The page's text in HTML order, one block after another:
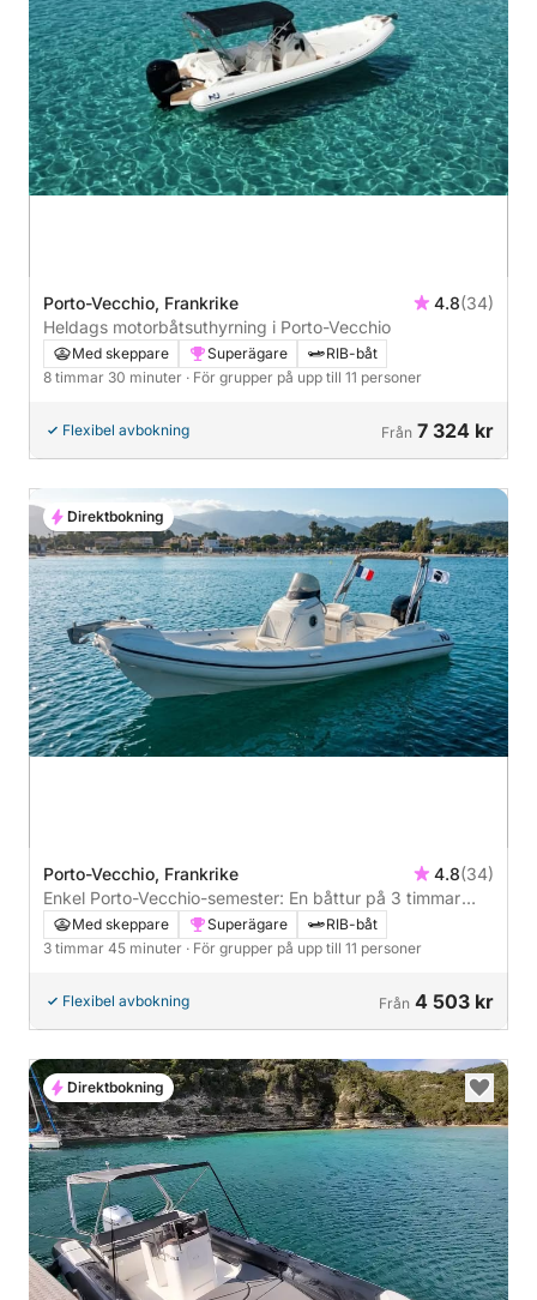
Porto-Vecchio, Frankrike 4.8(34)
Heldags motorbåtsuthyrning i Porto-Vecchio
Med skeppare Superägare
RIB-båt
8 timmar 30 minuter · För grupper på upp till 11 personer
Flexibel avbokning Från 7 324 kr
Porto-Vecchio, Frankrike 4.8(34)
Enkel Porto-Vecchio-semester: En båttur på 3 timmar
och 45 minuter med motorbåt
Med skeppare Superägare
RIB-båt
3 timmar 45 minuter · För grupper på upp till 11 personer
Flexibel avbokning Från 4 503 kr
Direktbokning
Direktbokning